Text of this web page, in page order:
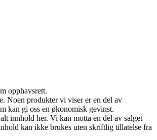
opphavsrett.
Noen produkter vi viser er en del av
kan gi oss en økonomisk gevinst.
innhold her. Vi kan motta en del av salget
kan ikke brukes uten skriftlig tillatelse fra